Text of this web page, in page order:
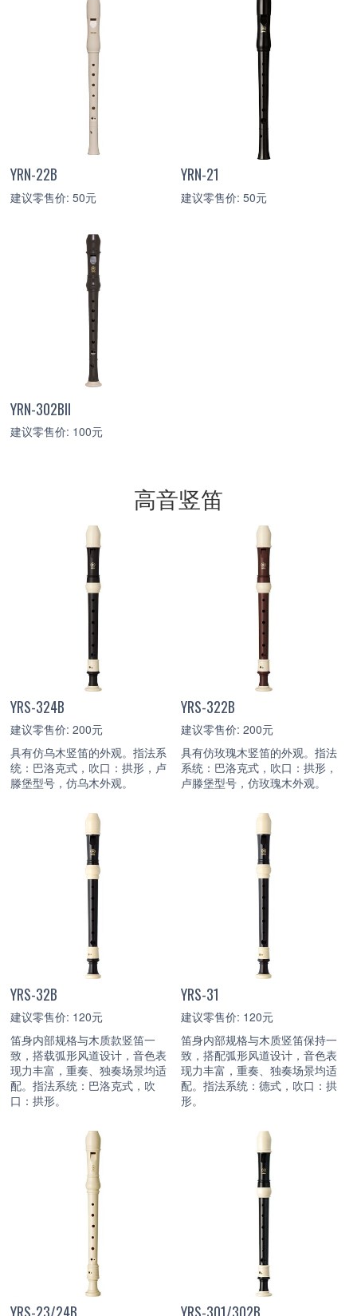
YRN-22B
建议零售价: 50元
YRN-21
建议零售价: 50元
YRN-302BII
建议零售价: 100元
高音竖笛
YRS-324B
建议零售价: 200元
具有仿乌木竖笛的外观。指法系
统：巴洛克式，吹口：拱形，卢
滕堡型号，仿乌木外观。
YRS-322B
建议零售价: 200元
具有仿玫瑰木竖笛的外观。指法
系统：巴洛克式，吹口：拱形，
卢滕堡型号，仿玫瑰木外观。
YRS-32B
建议零售价: 120元
笛身内部规格与木质款竖笛一
致，搭载弧形风道设计，音色表
现力丰富，重奏、独奏场景均适
配。指法系统：巴洛克式，吹
口：拱形。
YRS-31
建议零售价: 120元
笛身内部规格与木质竖笛保持一
致，搭配弧形风道设计，音色表
现力丰富，重奏、独奏场景均适
配。指法系统：德式，吹口：拱
形。
YRS-23/24B YRS-301/302B